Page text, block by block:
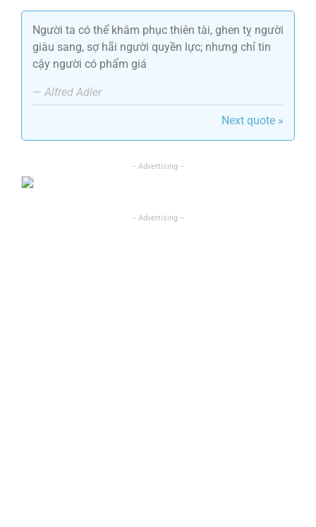
Người ta có thể khâm phục thiên tài, ghen tỵ người
giàu sang, sợ hãi người quyền lực; nhưng chỉ tin
cậy người có phẩm giá
—Alfred Adler
Next quote »